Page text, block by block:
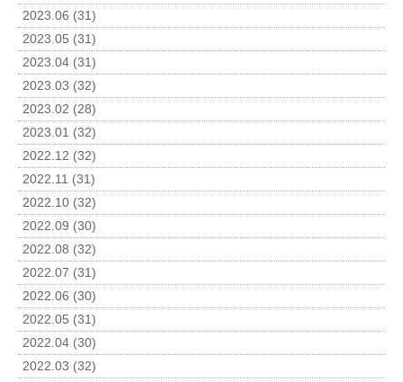
2023.06 (31)
2023.05 (31)
2023.04 (31)
2023.03 (32)
2023.02 (28)
2023.01 (32)
2022.12 (32)
2022.11 (31)
2022.10 (32)
2022.09 (30)
2022.08 (32)
2022.07 (31)
2022.06 (30)
2022.05 (31)
2022.04 (30)
2022.03 (32)